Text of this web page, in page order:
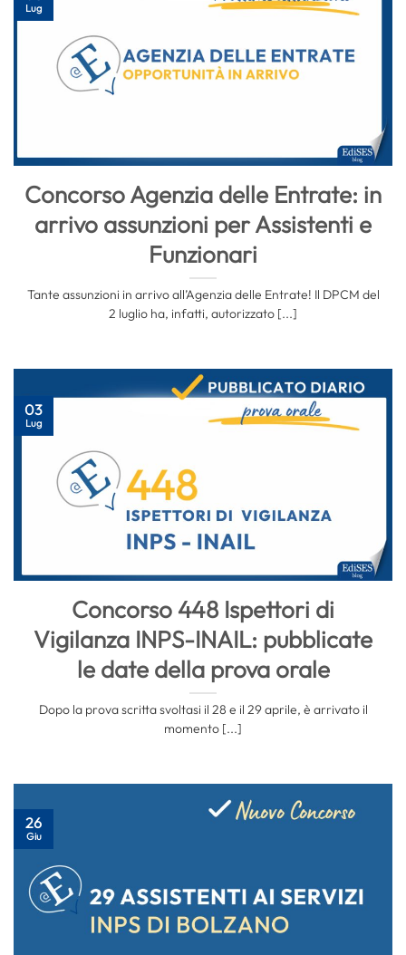
Concorso Agenzia delle Entrate: in
arrivo assunzioni per Assistenti e
Funzionari
Tante assunzioni in arrivo all’Agenzia delle Entrate! Il DPCM del
2 luglio ha, infatti, autorizzato [...]
Lug
Concorso 448 Ispettori di
Vigilanza INPS-INAIL: pubblicate
le date della prova orale
Dopo la prova scritta svoltasi il 28 e il 29 aprile, è arrivato il
momento [...]
03
Lug
26
Giu